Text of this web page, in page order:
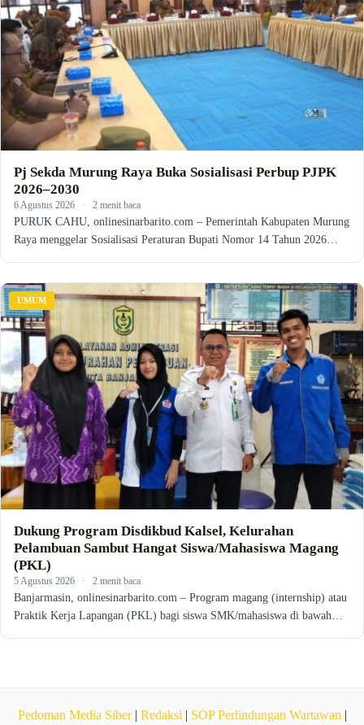
Pj Sekda Murung Raya Buka Sosialisasi Perbup PJPK
2026–2030
6 Agustus 2026 · 2 menit baca
PURUK CAHU, onlinesinarbarito.com – Pemerintah Kabupaten Murung
Raya menggelar Sosialisasi Peraturan Bupati Nomor 14 Tahun 2026…
UMUM
Dukung Program Disdikbud Kalsel, Kelurahan
Pelambuan Sambut Hangat Siswa/Mahasiswa Magang
(PKL)
5 Agustus 2026 · 2 menit baca
Banjarmasin, onlinesinarbarito.com – Program magang (internship) atau
Praktik Kerja Lapangan (PKL) bagi siswa SMK/mahasiswa di bawah…
Pedoman Media Siber| Redaksi| SOP Perlindungan Wartawan|